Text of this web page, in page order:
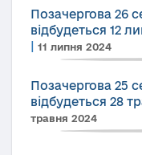
Позачергова 26
відбудеться 12
11 липня 2024
Позачергова 25
відбудеться 28
травня 2024